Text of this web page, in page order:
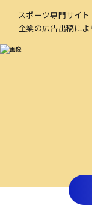
スポーツ専門サイト
企業の広告出稿によ